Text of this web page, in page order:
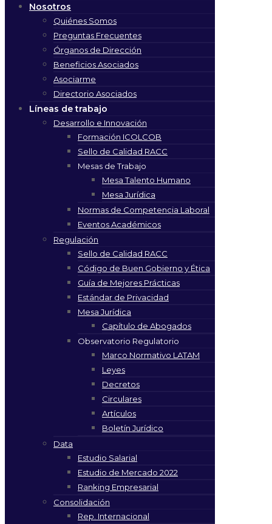
Nosotros
Quiénes Somos
Preguntas Frecuentes
Órganos de Dirección
Beneficios Asociados
Asociarme
Directorio Asociados
Líneas de trabajo
Desarrollo e Innovación
Formación ICOLCOB
Sello de Calidad RACC
Mesas de Trabajo
Mesa Talento Humano
Mesa Jurídica
Normas de Competencia Laboral
Eventos Académicos
Regulación
Sello de Calidad RACC
Código de Buen Gobierno y Ética
Guía de Mejores Prácticas
Estándar de Privacidad
Mesa Jurídica
Capítulo de Abogados
Observatorio Regulatorio
Marco Normativo LATAM
Leyes
Decretos
Circulares
Artículos
Boletín Jurídico
Data
Estudio Salarial
Estudio de Mercado 2022
Ranking Empresarial
Consolidación
Rep. Internacional